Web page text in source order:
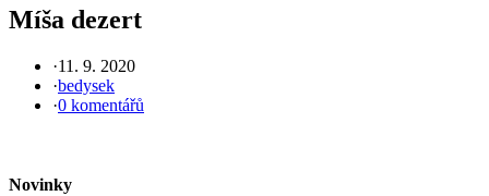
Míša dezert
·11. 9. 2020
·bedysek
·0 komentářů
Novinky